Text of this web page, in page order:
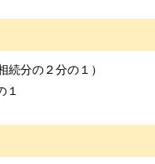
分の２分の１）
１